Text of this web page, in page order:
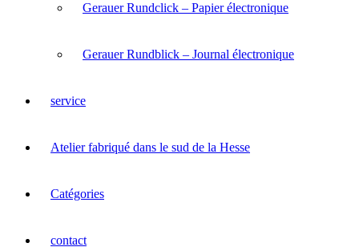
Gerauer Rundclick – Papier électronique
Gerauer Rundblick – Journal électronique
service
Atelier fabriqué dans le sud de la Hesse
Catégories
contact